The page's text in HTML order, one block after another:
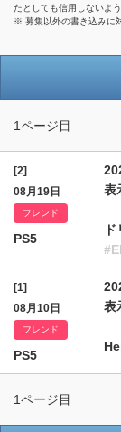
たとしても信用しないよ
※ 募集以外の書き込みに
1ページ目
[2]
08月19日
フレンド
PS5
表
[1]
08月10日
フレンド
PS5
表
1ページ目